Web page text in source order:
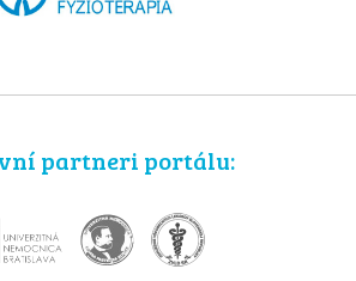
partneri portálu: